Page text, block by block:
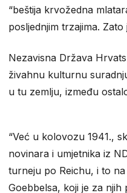
“beštija krvožedna
posljednjim trzajima.
Nezavisna Država
živahnu kulturnu
u tu zemlju, između
“Već u kolovozu 1941.,
novinara i umjetnika iz
turneju po Reichu, i to
Goebbelsa, koji je za